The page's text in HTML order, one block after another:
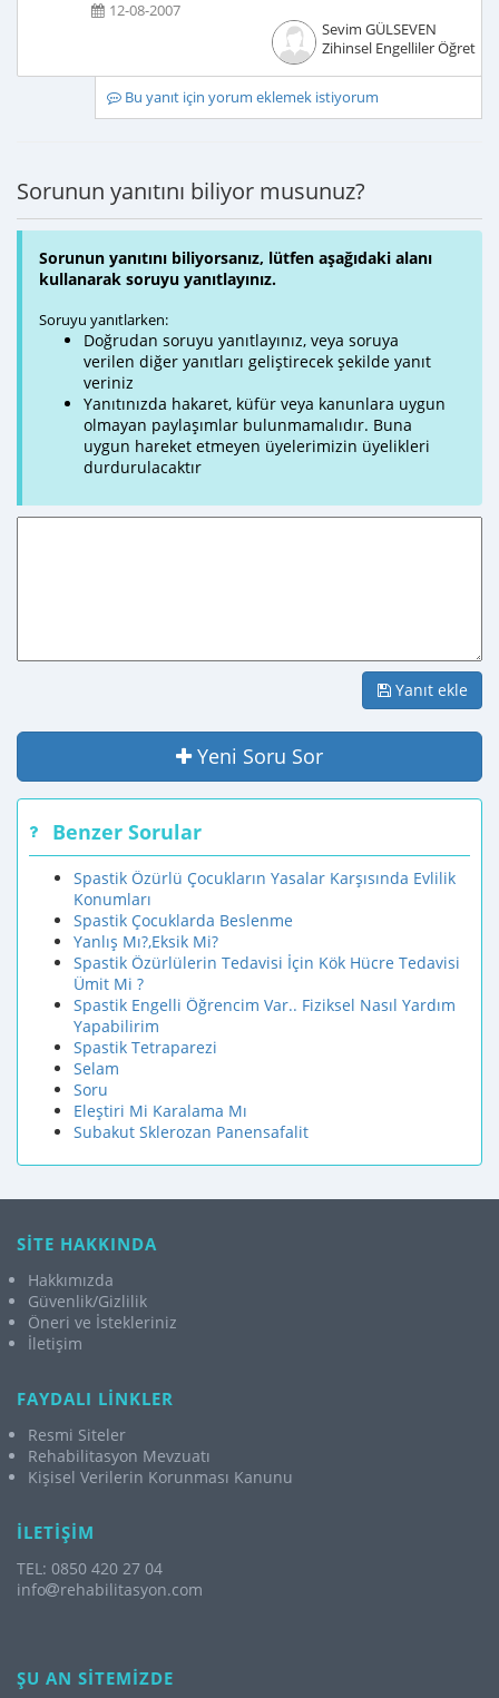
12-08-2007
Sevim GÜLSEVEN
Zihinsel Engelliler
Bu yanıt için yorum eklemek istiyorum
Sorunun yanıtını biliyor musunuz?
Sorunun yanıtını biliyorsanız, lütfen aşağıdaki alanı
kullanarak soruyu yanıtlayınız.
Soruyu yanıtlarken:
Doğrudan soruyu yanıtlayınız, veya soruya
verilen diğer yanıtları geliştirecek şekilde yanıt
veriniz
Yanıtınızda hakaret, küfür veya kanunlara uygun
olmayan paylaşımlar bulunmamalıdır. Buna
uygun hareket etmeyen üyelerimizin üyelikleri
durdurulacaktır
Yanıt ekle
Yeni Soru Sor
Benzer Sorular
Spastik Özürlü Çocukların Yasalar Karşısında Evlilik
Konumları
Spastik Çocuklarda Beslenme
Yanlış Mı?,Eksik Mi?
Spastik Özürlülerin Tedavisi İçin Kök Hücre Tedavisi
Ümit Mi ?
Spastik Engelli Öğrencim Var.. Fiziksel Nasıl Yardım
Yapabilirim
Spastik Tetraparezi
Selam
Soru
Eleştiri Mi Karalama Mı
Subakut Sklerozan Panensafalit
SİTE HAKKINDA
Hakkımızda
Güvenlik/Gizlilik
Öneri ve İstekleriniz
İletişim
FAYDALI LİNKLER
Resmi Siteler
Rehabilitasyon Mevzuatı
Kişisel Verilerin Korunması Kanunu
İLETİŞİM
TEL: 0850 420 27 04
info
rehabilitasyon.com
ŞU AN SİTEMİZDE